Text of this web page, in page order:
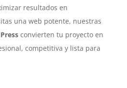
resultados en
una web potente, nuestras
convierten tu proyecto en
competitiva y lista para